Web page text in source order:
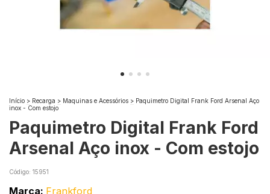
Início > Recarga > Maquinas e Acessórios > Paquimetro Digital Frank Ford Arsenal Aço
inox - Com estojo
Paquimetro Digital Frank Ford
Arsenal Aço inox - Com estojo
Código: 15951
Marca: Frankford